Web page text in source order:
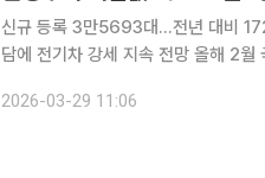
신규 등록 3만5693대…전년 대비
담에 전기차 강세 지속 전망 올해 2월 국내 전기차 신규 등록 대수가 3만대를 넘기며 역대 최다를
이된다. 29일 한국자동차모빌리
2026-03-29 11:06